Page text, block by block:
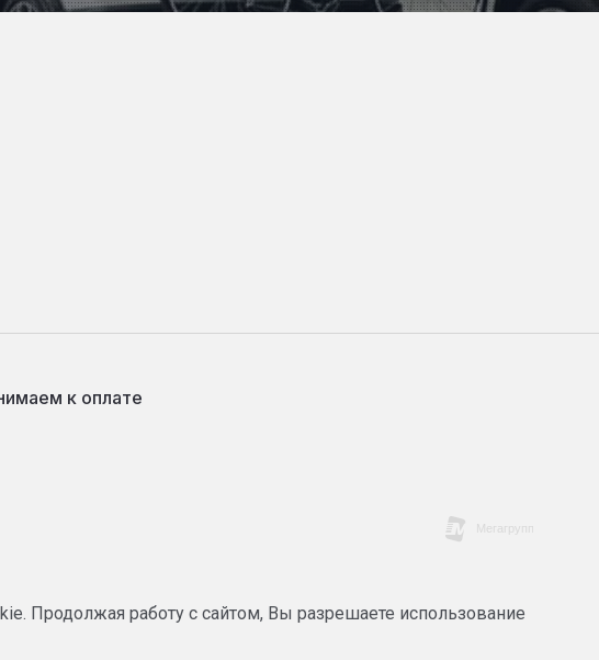
к оплате
Продолжая работу с сайтом, Вы разрешаете использование